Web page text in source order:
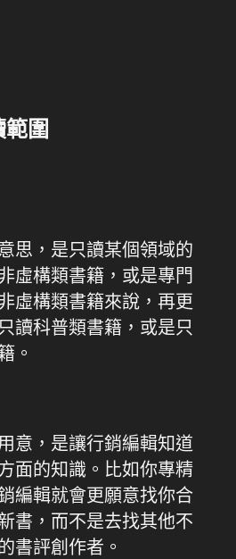
範圍
思，是只讀某個領域的
虛構類書籍，或是專門
虛構類書籍來說，再更
讀科普類書籍，或是只
。
意，是讓行銷編輯知道
面的知識。比如你專精
編輯就會更願意找你合
書，而不是去找其他不
書評創作者。